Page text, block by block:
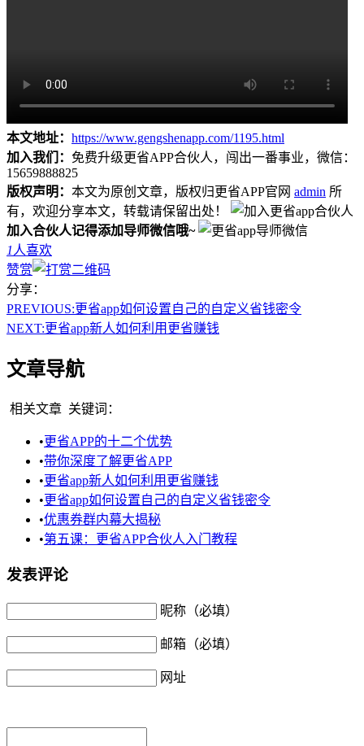
本文地址： https://www.gengshenapp.com/1195.html
加入我们： 免费升级更省APP合伙人，闯出一番事业，微信：
15659888825
版权声明： 本文为原创文章，版权归更省APP官网 admin 所
有，欢迎分享本文，转载请保留出处！
加入合伙人记得添加导师微信哦~
1 人喜欢
赞赏
分享：
PREVIOUS:更省app如何设置自己的自定义省钱密令
NEXT:更省app新人如何利用更省赚钱
文章导航
相关文章 关键词：
•更省APP的十二个优势
•带你深度了解更省APP
•更省app新人如何利用更省赚钱
•更省app如何设置自己的自定义省钱密令
•优惠券群内幕大揭秘
•第五课：更省APP合伙人入门教程
发表评论
昵称（必填）
邮箱（必填）
网址